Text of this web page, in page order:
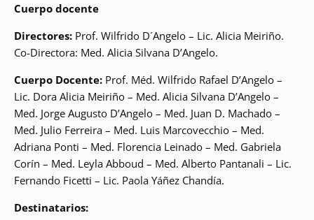
Cuerpo docente
Directores: Prof. Wilfrido D´Angelo – Lic. Alicia Meiriño.
Co-Directora: Med. Alicia Silvana D’Angelo.
Cuerpo Docente: Prof. Méd. Wilfrido Rafael D’Angelo –
Lic. Dora Alicia Meiriño – Med. Alicia Silvana D’Angelo –
Med. Jorge Augusto D’Angelo – Med. Juan D. Machado –
Med. Julio Ferreira – Med. Luis Marcovecchio – Med.
Adriana Ponti – Med. Florencia Leinado – Med. Gabriela
Corín – Med. Leyla Abboud – Med. Alberto Pantanali – Lic.
Fernando Ficetti – Lic. Paola Yáñez Chandía.
Destinatarios: